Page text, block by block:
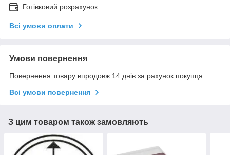
Готівковий розрахунок
Всі умови оплати
Умови повернення
Повернення товару впродовж 14 днів за рахунок покупця
Всі умови повернення
З цим товаром також замовляють